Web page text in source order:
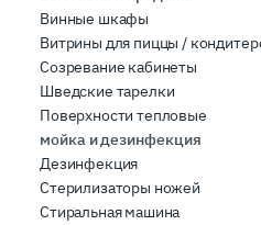
Винные шкафы
Витрины для пиццы /
Созревание кабинеты
Шведские тарелки
Поверхности тепловые
мойка и дезинфекция
Дезинфекция
Стерилизаторы ножей
Стиральная машина